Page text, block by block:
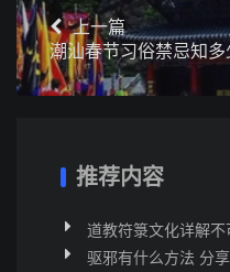
上一篇
潮汕春节习俗禁忌知多
推荐内容
道教符箓文化详解不
驱邪有什么方法 分